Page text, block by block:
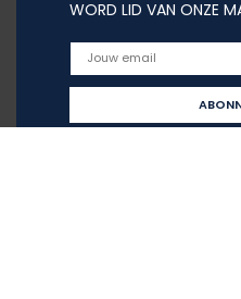
WORD LID VAN ONZE